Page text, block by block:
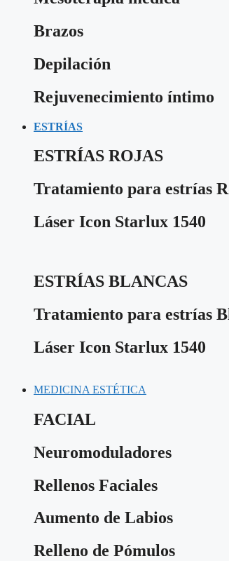
Brazos
Depilación
Rejuvenecimiento íntimo
ESTRÍAS
ESTRÍAS ROJAS
Tratamiento para estrías
Láser Icon Starlux 1540
ESTRÍAS BLANCAS
Tratamiento para estrías
Láser Icon Starlux 1540
MEDICINA ESTÉTICA
FACIAL
Neuromoduladores
Rellenos Faciales
Aumento de Labios
Relleno de Pómulos